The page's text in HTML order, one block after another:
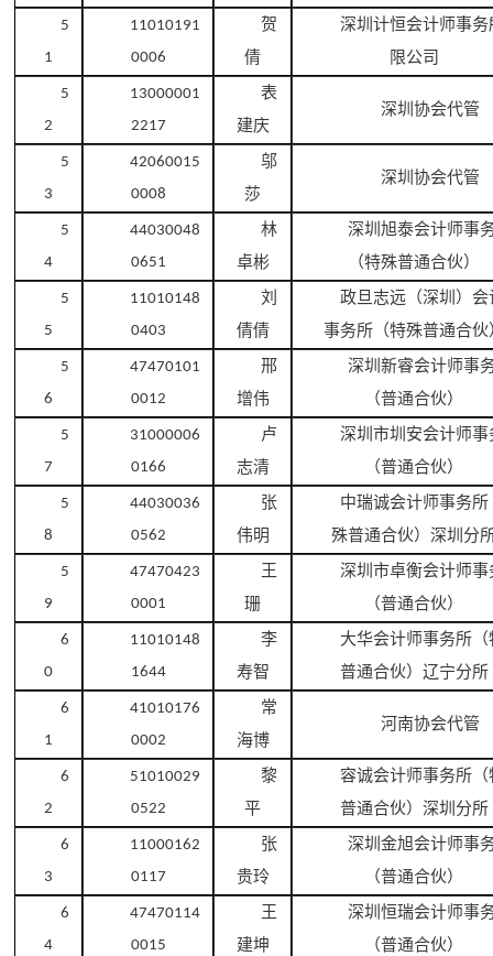
5
1
11010191
0006
贺
倩
深圳计恒会计师事务
限公司
5
2
13000001
2217
表
建庆
深圳协会代管
5
3
42060015
0008
邬
莎
深圳协会代管
5
4
44030048
0651
林
卓彬
深圳旭泰会计师事
（特殊普通合伙）
5
5
11010148
0403
刘
倩倩
政旦志远（深圳）会
事务所（特殊普通合伙
5
6
47470101
0012
邢
增伟
深圳新睿会计师事
（普通合伙）
5
7
31000006
0166
卢
志清
深圳市圳安会计师事
（普通合伙）
5
8
44030036
0562
张
伟明
中瑞诚会计师事务所
殊普通合伙）深圳分
5
9
47470423
0001
王
珊
深圳市卓衡会计师事
（普通合伙）
6
0
11010148
1644
李
寿智
大华会计师事务所（
普通合伙）辽宁分所
6
1
41010176
0002
常
海博
河南协会代管
6
2
51010029
0522
黎
平
容诚会计师事务所（
普通合伙）深圳分所
6
3
11000162
0117
张
贵玲
深圳金旭会计师事
（普通合伙）
6
4
47470114
0015
王
建坤
深圳恒瑞会计师事
（普通合伙）